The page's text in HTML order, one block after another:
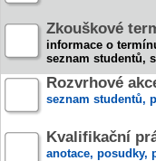
Zkouškové
informace o
seznam studentů,
Rozvrhové
seznam studentů,
Kvalifikační
anotace, posudky,